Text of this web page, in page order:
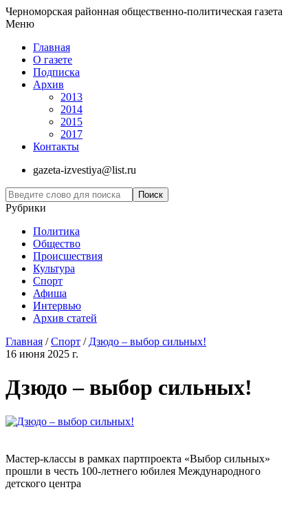
Черноморская районная общественно-политическая газета
Меню
Главная
О газете
Подписка
Архив
2013
2014
2015
2017
Контакты
gazeta-izvestiya@list.ru
Рубрики
Политика
Общество
Проиcшествия
Культура
Спорт
Афиша
Интервью
Архив статей
Главная /Спорт / Дзюдо – выбор сильных!
16 июня 2025 г.
Дзюдо – выбор сильных!
Мастер-классы в рамках партпроекта «Выбор сильных»
прошли в честь 100-летнего юбилея Международного
детского центра